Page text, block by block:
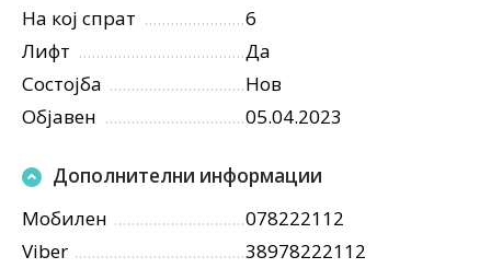
На кој спрат
6
Лифт
Да
Состојба
Нов
Објавен
05.04.2023
Дополнителни информации
Мобилен
078222112
Viber
38978222112